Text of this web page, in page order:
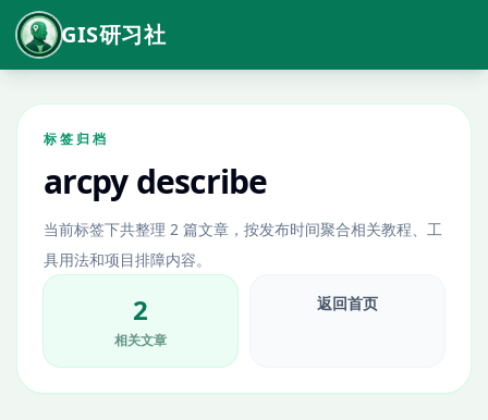
GIS研习社
标签归档
arcpy describe
当前标签下共整理 2 篇文章，按发布时间聚合相关教程、工
具用法和项目排障内容。
2
相关文章
返回首页